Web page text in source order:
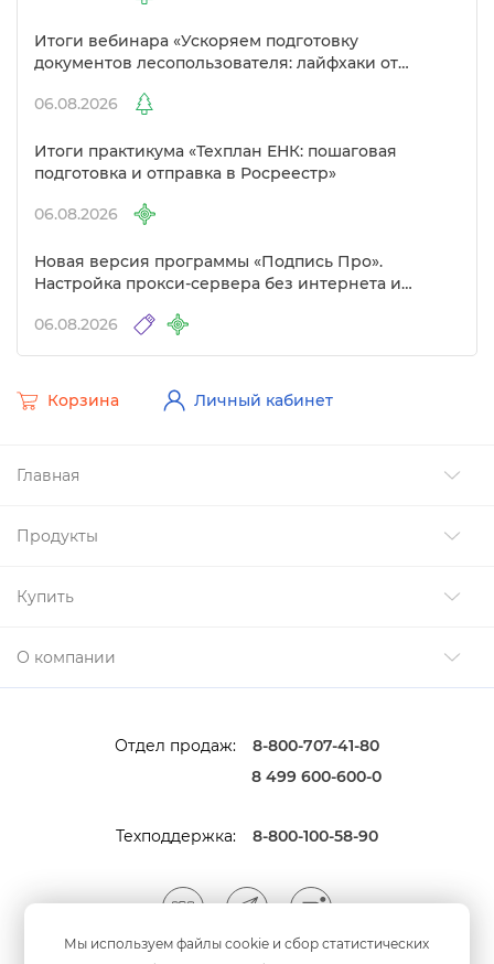
Мы используем файлы cookie и сбор статистических
Итоги вебинара «Ускоряем подготовку
документов лесопользователя: лайфхаки от
06.08.2026
Итоги практикума «Техплан ЕНК: пошаговая
подготовка и отправка в Росреестр»
06.08.2026
Новая версия программы «Подпись Про».
Настройка прокси-сервера без интернета и
06.08.2026
Главная
Продукты
Купить
О компании
Корзина Личный кабинет
Отдел продаж:
8-800-707-41-80
8 499 600-600-0
Техподдержка: 8-800-100-58-90